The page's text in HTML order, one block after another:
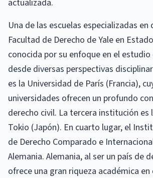
actualizada.
Una de las escuelas especializadas en
Facultad de Derecho de Yale en
conocida por su enfoque en el
desde diversas perspectivas
es la Universidad de París (Francia),
universidades ofrecen un profundo
derecho civil. La tercera institución es
Tokio (Japón). En cuarto lugar, el
de Derecho Comparado e
Alemania. Alemania, al ser un país de
ofrece una gran riqueza académica en